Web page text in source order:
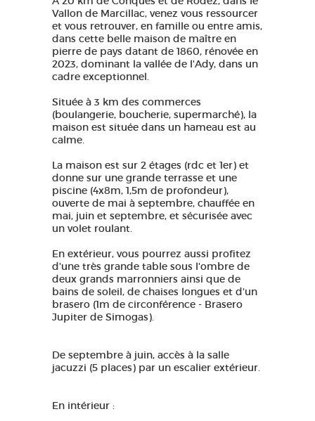
Vallon de Marcillac, venez vous ressourcer
et vous retrouver, en famille ou entre amis,
dans cette belle maison de maître en
pierre de pays datant de 1860, rénovée en
2023, dominant la vallée de l'Ady, dans un
cadre exceptionnel.
Située à 3 km des commerces
(boulangerie, boucherie, supermarché), la
maison est située dans un hameau est au
calme.
La maison est sur 2 étages (rdc et 1er) et
donne sur une grande terrasse et une
piscine (4x8m, 1,5m de profondeur),
ouverte de mai à septembre, chauffée en
mai, juin et septembre, et sécurisée avec
un volet roulant.
En extérieur, vous pourrez aussi profitez
d'une très grande table sous l'ombre de
deux grands marronniers ainsi que de
bains de soleil, de chaises longues et d'un
brasero (1m de circonférence - Brasero
Jupiter de Simogas).
De septembre à juin, accès à la salle
jacuzzi (5 places) par un escalier extérieur.
En intérieur :